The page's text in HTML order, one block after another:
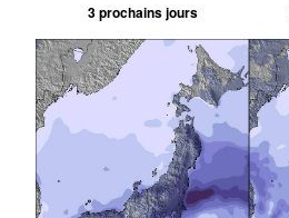
3 prochains jours